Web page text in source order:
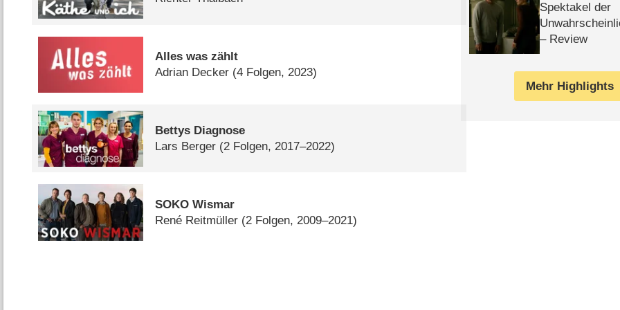
Alles was zählt
Adrian Decker (4 Folgen, 2023)
Bettys Diagnose
Lars Berger (2 Folgen, 2017–2022)
SOKO Wismar
René Reitmüller (2 Folgen, 2009–2021)
Spektakel der
– Review
Mehr Highlights